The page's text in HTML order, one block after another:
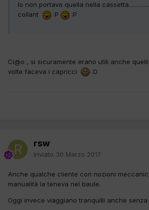
Io non portavo quella nella
collant
:P :P
Ci@o , si sicuramente erano utili anche
volte faceva i capricci
:D
rsw
Inviato 30 Marzo 2017
Anche qualche cliente con nozioni
manualità la teneva nel baule.
Oggi invece viaggiano tranquilli anche